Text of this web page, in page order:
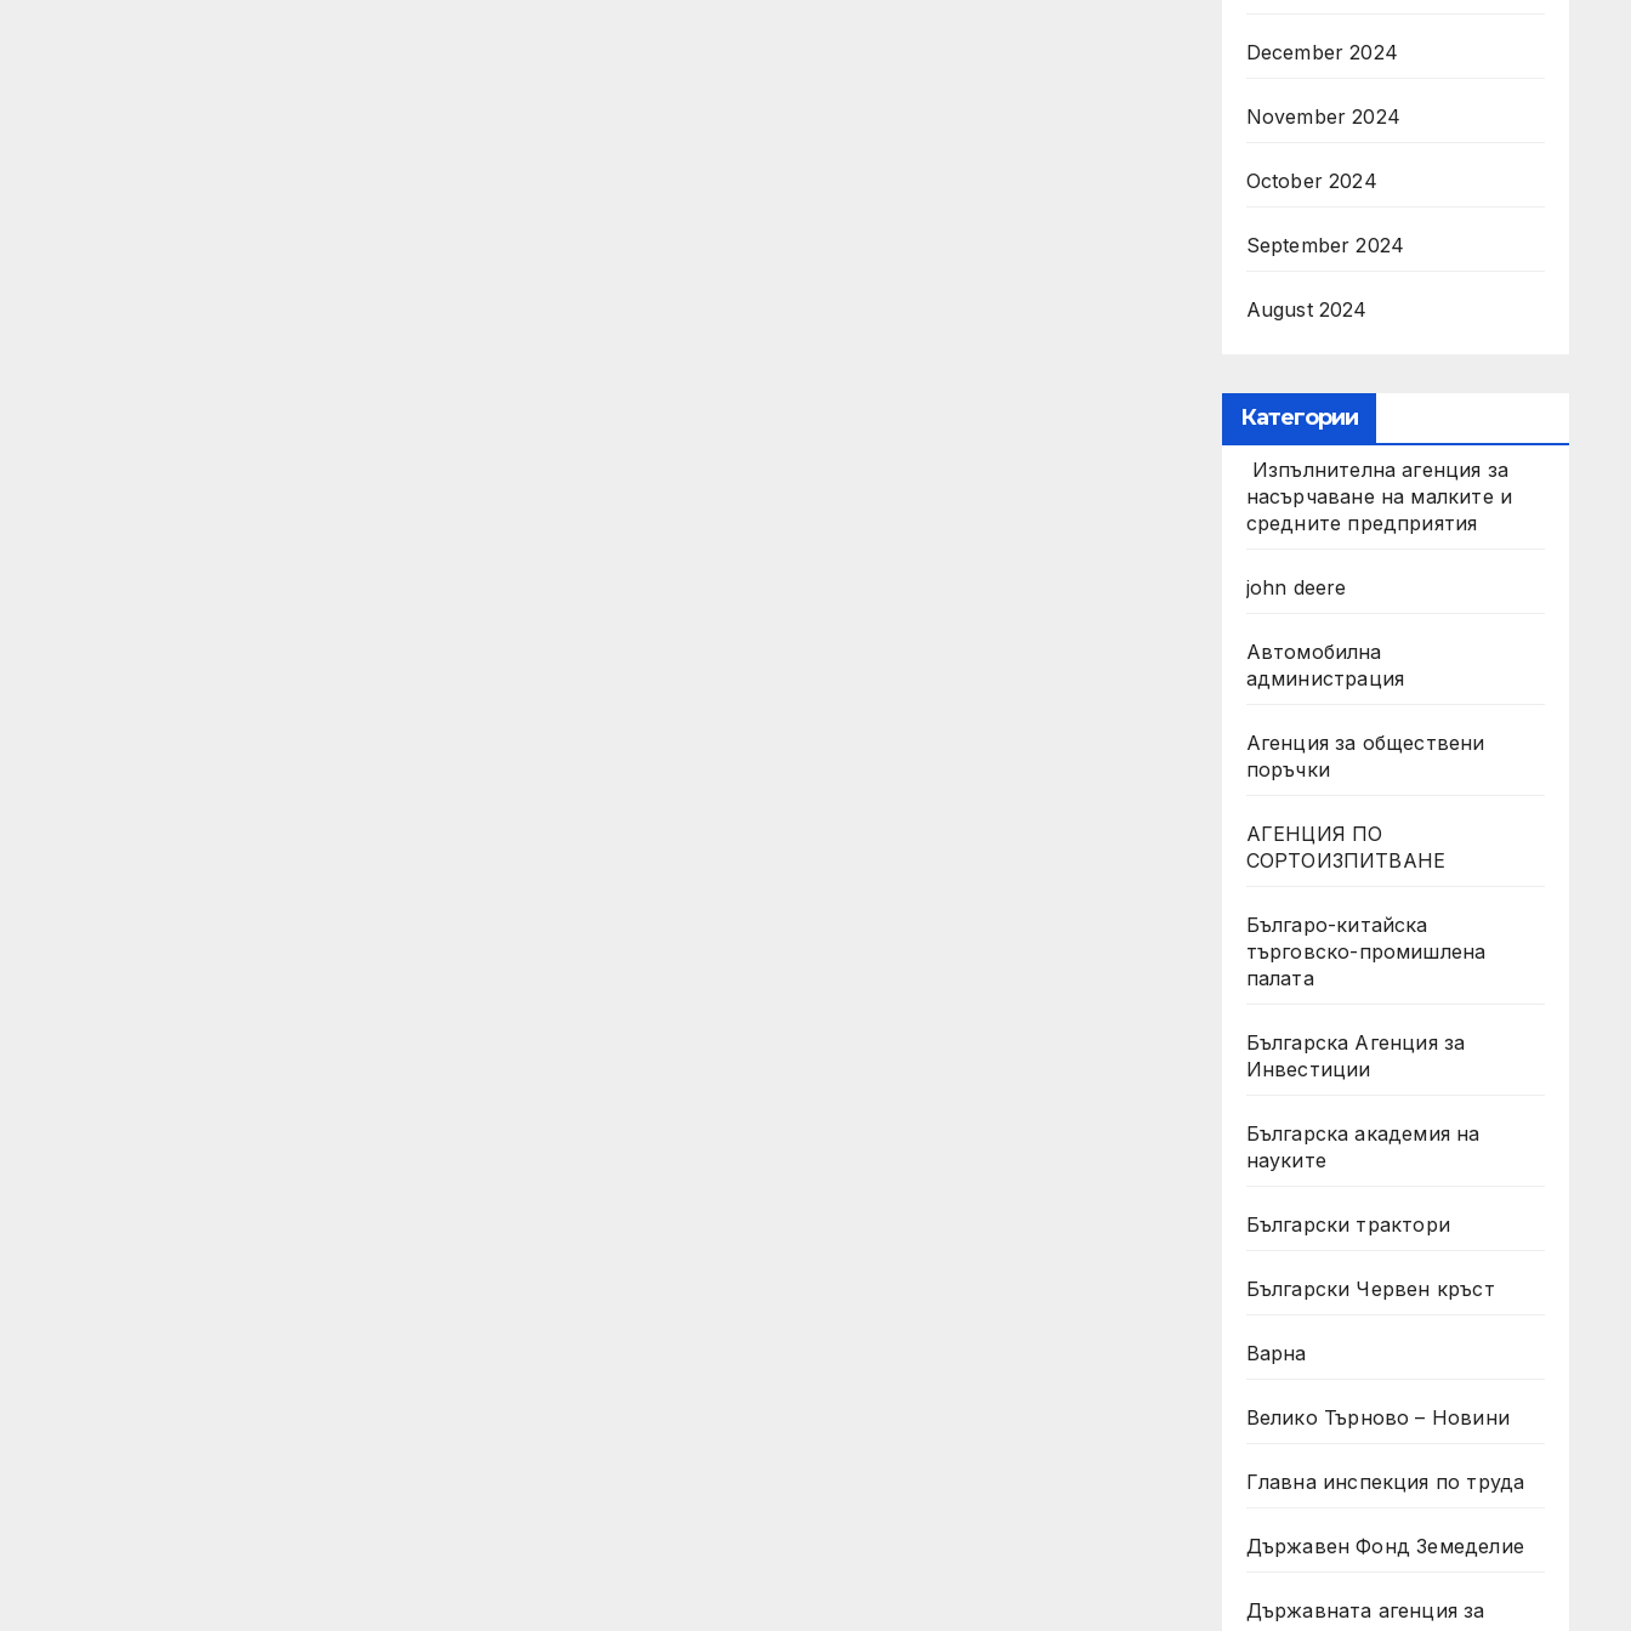
December 2024
November 2024
October 2024
September 2024
August 2024
Категории
Изпълнителна агенция за
насърчаване на малките и
средните предприятия
john deere
Автомобилна
администрация
Агенция за обществени
поръчки
АГЕНЦИЯ ПО
СОРТОИЗПИТВАНЕ
Българо-китайска
търговско-промишлена
палата
Българска Агенция за
Инвестиции
Българска академия на
науките
Български трактори
Български Червен кръст
Варна
Велико Търново – Новини
Главна инспекция по труда
Държавен Фонд Земеделие
Държавната агенция за